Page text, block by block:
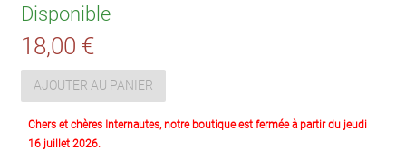
Disponible
18,00 €
AJOUTER AU PANIER
Chers et chères Internautes, notre boutique est fermée à partir du jeudi
16 juillet 2026.